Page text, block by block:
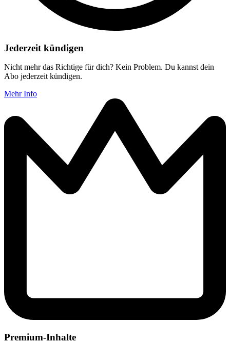
Jederzeit kündigen
Nicht mehr das Richtige für dich? Kein Problem. Du kannst dein
Abo jederzeit kündigen.
Mehr Info
Premium-Inhalte